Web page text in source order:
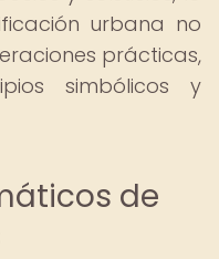
urbana no
prácticas,
simbólicos y
de